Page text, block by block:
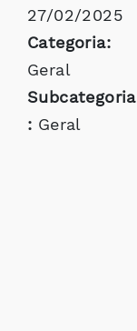
27/02/2025
Categoria:
Geral
Subcategoria
: Geral